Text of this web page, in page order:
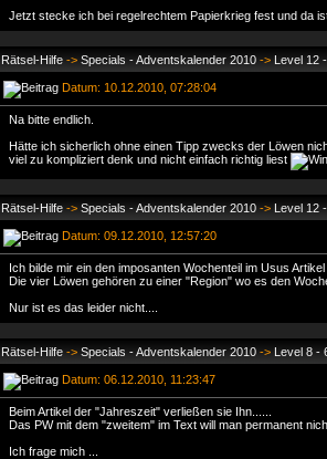
Jetzt stecke ich bei regelrechtem Papierkrieg fest und da
Rätsel-Hilfe -> Specials - Adventskalender 2010 -> Level 12
Datum: 10.12.2010, 07:28:04
Na bitte endlich.
Hätte ich sicherlich ohne einen Tipp zwecks der Löwen
viel zu kompliziert denk und nicht einfach richtig liest
Rätsel-Hilfe -> Specials - Adventskalender 2010 -> Level 12
Datum: 09.12.2010, 12:57:20
Ich bilde mir ein den imposanten Wochenteil im Usus
Die vier Löwen gehören zu einer "Region" wo es den
Nur ist es das leider nicht....
Rätsel-Hilfe -> Specials - Adventskalender 2010 -> Level 8 -
Datum: 06.12.2010, 11:23:47
Beim Artikel der "Jahreszeit" verließen sie Ihn......
Das PW mit dem "zweitem" im Text will man permanent
Ich frage mich ...